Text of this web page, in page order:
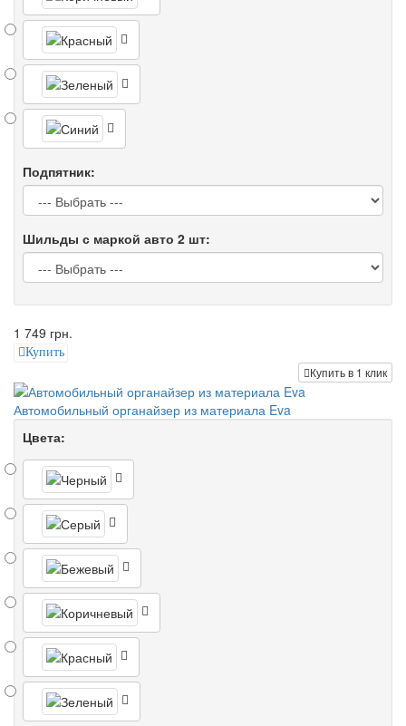
Подпятник:
Шильды с маркой авто 2 шт:
1 749 грн.
Купить
Купить в 1 клик
Автомобильный органайзер из материала Eva
Цвета: